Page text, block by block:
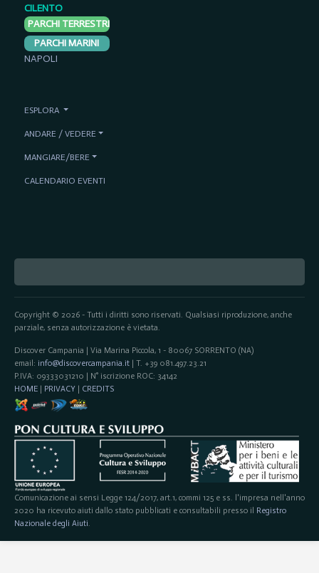
Copyright © 2026 - Tutti i diritti sono riservati. Qualsiasi riproduzione, anche
parziale, senza autorizzazione è vietata.
Discover Campania | Via Marina Piccola, 1 - 80067 SORRENTO (NA)
email: info@discovercampania.it| T. +39 081.497.23.21
P.IVA: 09333031210 | N° iscrizione ROC: 34142
HOME| PRIVACY | CREDITS
Comunicazione ai sensi Legge 124/2017, art.1, commi 125 e ss. l'impresa nell'anno
2020 ha ricevuto aiuti dallo stato pubblicati e consultabili presso il Registro
Nazionale degli Aiuti.
CILENTO
PARCHI TERRESTRI
PARCHI MARINI
NAPOLI
ESPLORA
ANDARE / VEDERE
MANGIARE/BERE
CALENDARIO EVENTI